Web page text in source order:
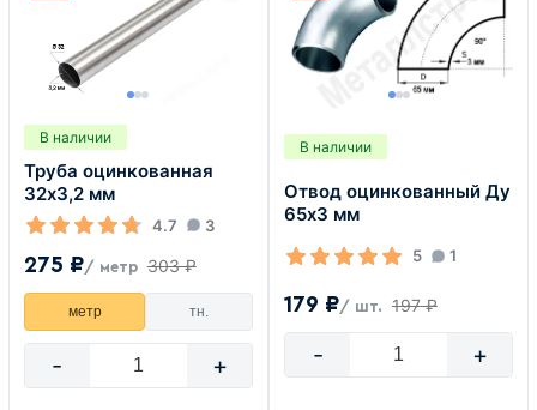
В наличии
Труба оцинкованная
32х3,2 мм
4.7 3
275 ₽/ метр 303 ₽
метр тн.
- +
В наличии
Отвод оцинкованный Ду
65х3 мм
5 1
179 ₽/ шт. 197 ₽
- +